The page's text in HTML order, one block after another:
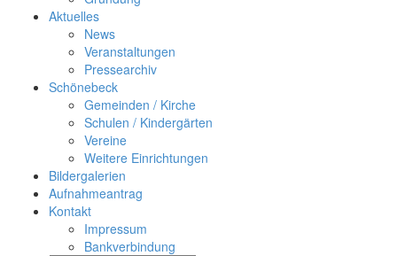
Aktuelles
News
Veranstaltungen
Pressearchiv
Schönebeck
Gemeinden / Kirche
Schulen / Kindergärten
Vereine
Weitere Einrichtungen
Bildergalerien
Aufnahmeantrag
Kontakt
Impressum
Bankverbindung